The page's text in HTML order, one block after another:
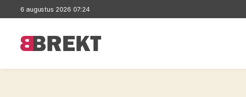
6 augustus 2026 07:24